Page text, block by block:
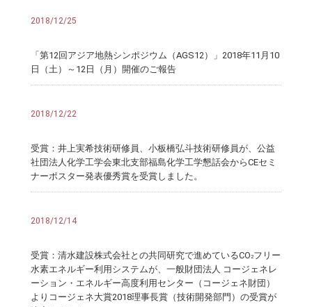
2018/12/25
「第12回アジア地熱シンポジウム（AGS12）」2018年11月10
日（土）～12日（月）開催のご報告
2018/12/22
受賞：井上実希技術研修員、小板橋弘斗技術研修員が、公益
社団法人化学工学会東北支部福島化学工学懇話会からCEセミ
ナーポスター発表優秀賞を受賞しました。
2018/12/14
受賞：清水建設株式会社との共同研究で進めているCO2フリー
水素エネルギー利用システムが、一般財団法人 コージェネレ
ーション・エネルギー高度利用センター（コージェネ財団）
よりコージェネ大賞2018理事長賞（技術開発部門）の受賞が